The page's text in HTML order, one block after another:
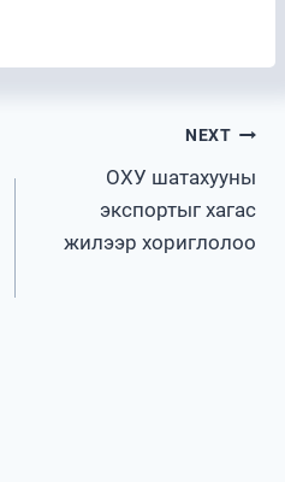
NEXT
ОХУ шатахууны
экспортыг хагас
жилээр хориглолоо